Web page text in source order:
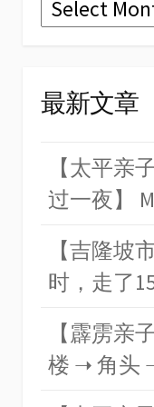
最新文章
【太平亲
过一夜】
【吉隆坡
时，走了
【霹雳亲
楼 ➝ 角头